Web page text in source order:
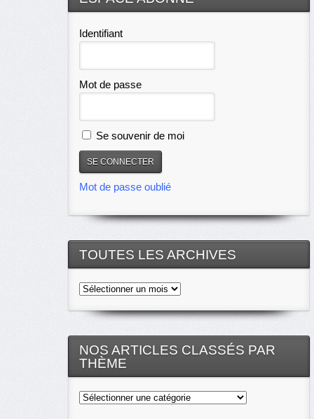
Identifiant
Mot de passe
Se souvenir de moi
Mot de passe oublié
TOUTES LES ARCHIVES
Toutes
archives
NOS ARTICLES CLASSÉS PAR
THÈME
Nos